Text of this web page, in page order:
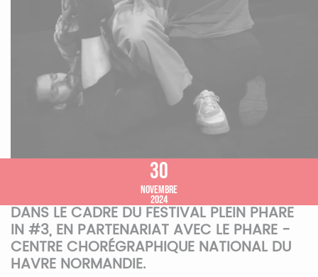
30
novembre
2024
DANS LE CADRE DU FESTIVAL PLEIN PHARE
IN #3, EN PARTENARIAT AVEC LE PHARE -
CENTRE CHORÉGRAPHIQUE NATIONAL DU
HAVRE NORMANDIE.